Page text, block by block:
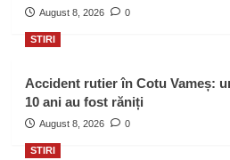
August 8, 2026 0
STIRI
Accident rutier în Cotu Vameș:
10 ani au fost răniți
August 8, 2026 0
STIRI